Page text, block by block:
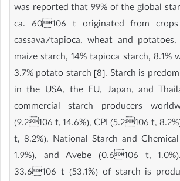
was reported that 99% of the global
ca. 60106 t originated from
cassava/tapioca, wheat and
maize starch, 14% tapioca starch, 8.1%
3.7% potato starch [8]. Starch is
in the USA, the EU, Japan, and
commercial starch producers
(9.2106 t, 14.6%), CPI (5.2106 t,
t, 8.2%), National Starch and
1.9%), and Avebe (0.6106 t,
33.6106 t (53.1%) of starch is